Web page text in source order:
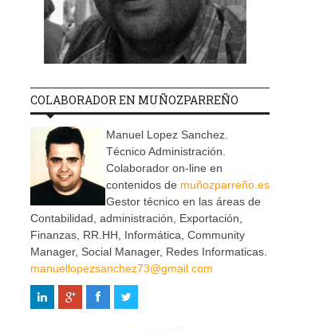
COLABORADOR EN MUÑOZPARREÑO
Manuel Lopez Sanchez.
Técnico Administración.
Colaborador on-line en
contenidos de muñozparreño.es
Gestor técnico en las áreas de
Contabilidad, administración, Exportación,
Finanzas, RR.HH, Informática, Community
Manager, Social Manager, Redes Informaticas.
manuellopezsanchez73@gmail.com